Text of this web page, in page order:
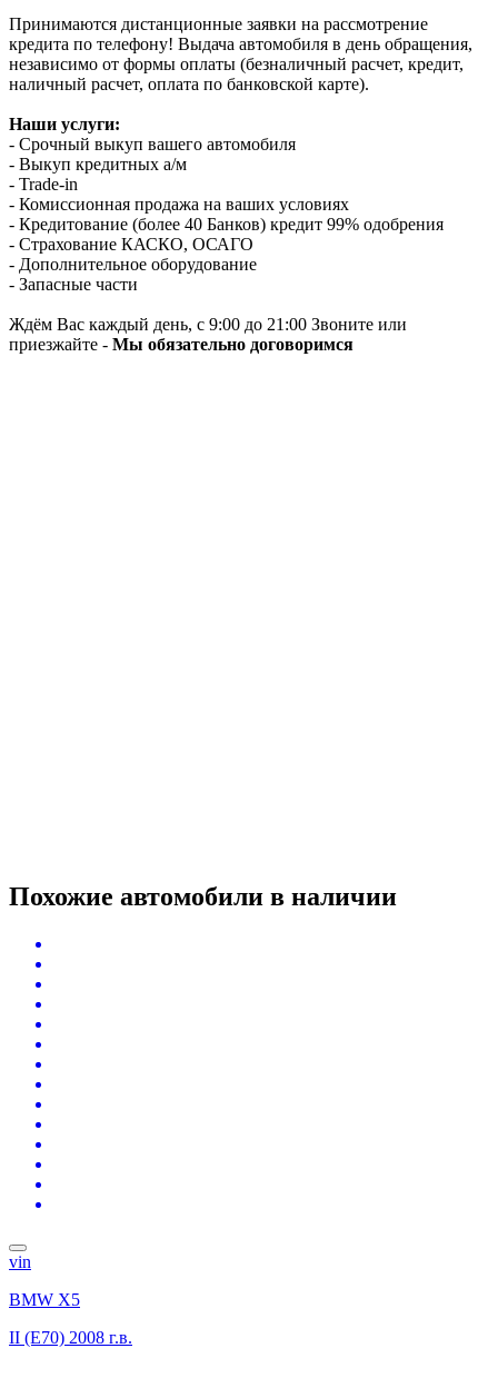
Принимаются дистанционные заявки на рассмотрение
кредита по телефону! Выдача автомобиля в день обращения,
независимо от формы оплаты (безналичный расчет, кредит,
наличный расчет, оплата по банковской карте).
Наши услуги:
- Срочный выкуп вашего автомобиля
- Выкуп кредитных а/м
- Trade-in
- Комиссионная продажа на ваших условиях
- Кредитование (более 40 Банков) кредит 99% одобрения
- Страхование КАСКО, ОСАГО
- Дополнительное оборудование
- Запасные части
Ждём Вас каждый день, с 9:00 до 21:00 Звоните или
приезжайте - Мы обязательно договоримся
Похожие автомобили в наличии
vin
BMW X5
II (E70) 2008 г.в.